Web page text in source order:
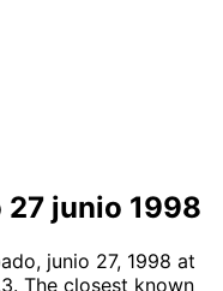
27 junio 1998
junio 27, 1998 at
The closest known